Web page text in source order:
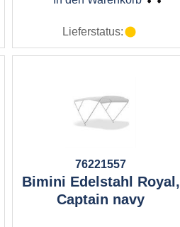
Lieferstatus:
76221557
Bimini Edelstahl Royal,
Captain navy